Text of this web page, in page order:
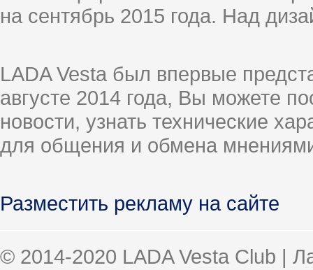
на сентябрь 2015 года. Над
LADA Vesta был впервые
августе 2014 года, Вы можете
новости, узнать технические
для общения и обмена
Разместить рекламу на сайте
© 2014-2020 LADA Vesta Club |